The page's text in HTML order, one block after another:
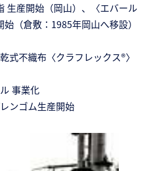
生産開始（岡山）、〈エバール
（倉敷：1985年岡山へ移設）
式不織布〈クラフレックス®〉
事業化
ンゴム生産開始